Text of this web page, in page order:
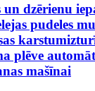
un dzērienu
pudeles
plēve
mašīnai